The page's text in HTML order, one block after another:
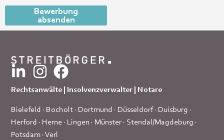
Bewerbung
absenden
Rechtsanwälte | Insolvenzverwalter | Notare
Bielefeld · Bocholt · Dortmund · Düsseldorf· Duisburg ·
Herford · Herne · Lingen · Münster · Stendal/Magdeburg ·
Potsdam ·Verl